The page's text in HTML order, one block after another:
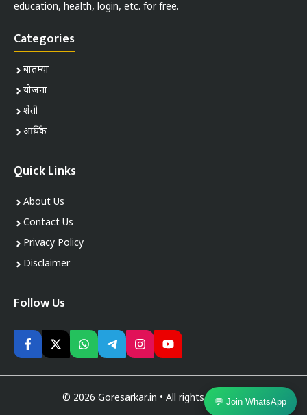
education, health, login, etc. for free.
Categories
बातम्या
योजना
शेती
आर्थिक
Quick Links
About Us
Contact Us
Privacy Policy
Disclaimer
Follow Us
© 2026 Goresarkar.in • All rights reserved💬 Join WhatsApp